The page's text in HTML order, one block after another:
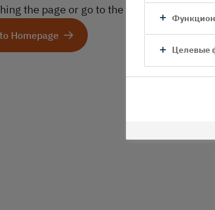
Целевые
the page or go to the homepage
Homepage